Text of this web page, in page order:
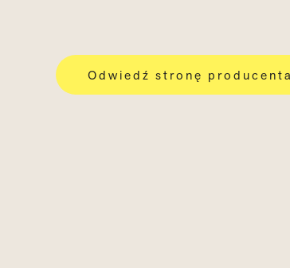
Odwiedź stronę producenta